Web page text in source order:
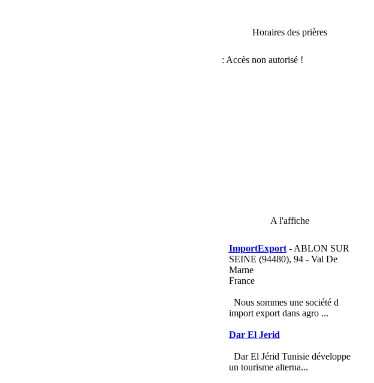
Horaires des prières
A l'affiche
ImportExport- ABLON SUR
SEINE (94480), 94 - Val De
Marne
France
Nous sommes une société d
import export dans agro ...
Dar El Jerid
Dar El Jérid Tunisie développe
un tourisme alterna...